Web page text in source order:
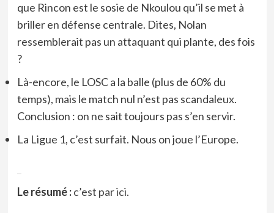
que Rincon est le sosie de Nkoulou qu’il se met à
briller en défense centrale. Dites, Nolan
ressemblerait pas un attaquant qui plante, des fois
?
Là-encore, le LOSC a la balle (plus de 60% du
temps), mais le match nul n’est pas scandaleux.
Conclusion : on ne sait toujours pas s’en servir.
La Ligue 1, c’est surfait. Nous on joue l’Europe.
Le résumé :c’est par ici.